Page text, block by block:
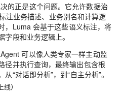
的正是这个问题。它允许数据治
注业务描述、业务别名和计算逻
，Luma 会基于这些语义标注，将
段和业务逻辑上。
可以像人类专家一样主动监
径并执行查询，最终输出包含根
“对话即分析”，到“自主分析”。
）